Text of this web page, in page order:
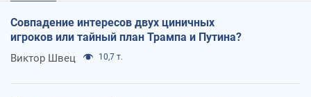
Совпадение интересов двух циничных
игроков или тайный план Трампа и Путина?
Виктор Швец 10,7 т.